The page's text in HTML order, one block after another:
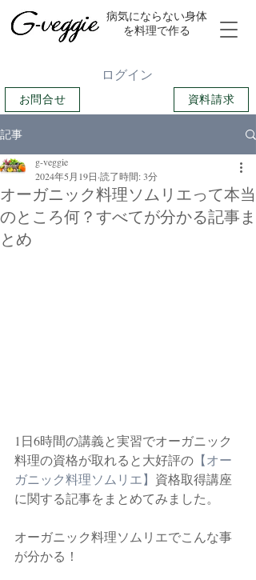
​病気にならない身体
を料理で作る
お問合せ
ログイン
資料請求
記事
オーガニック料理ソムリエって本当
のところ何？すべてが分かる記事ま
とめ
g-veggie
2024年5月19日 読了時間: 3分
1日6時間の講義と実習でオーガニック
料理の資格が取れると大好評の 【オー
ガニック料理ソムリエ】 資格取得講座
に関する記事をまとめてみました。
オーガニック料理ソムリエでこんな事
が分かる！